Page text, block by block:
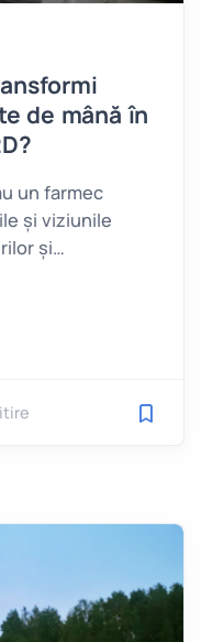
de mână în
un farmec
și viziunile
și